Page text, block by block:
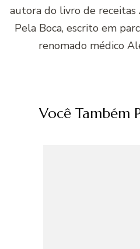
autora do livro de receitas
Pela Boca, escrito em
renomado médico
Você Também